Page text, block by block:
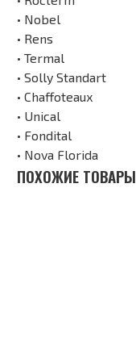
• Nobel
• Rens
• Termal
• Solly Standart
• Chaffoteaux
• Unical
• Fondital
• Nova Florida
ПОХОЖИЕ ТОВАРЫ